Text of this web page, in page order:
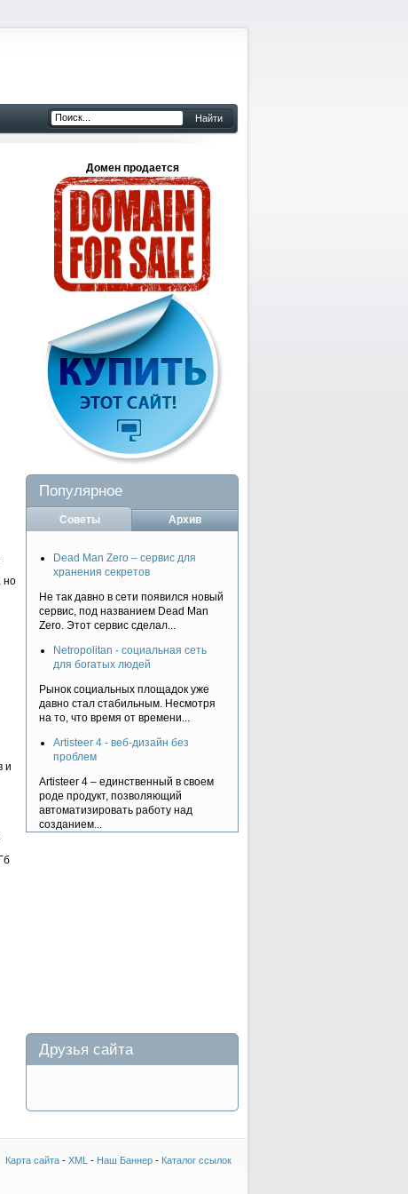
но
и
Домен продается
Популярное
Советы Архив
Dead Man Zero – сервис для
хранения секретов
Не так давно в сети появился новый
сервис, под названием Dead Man
Zero. Этот сервис сделал...
Netropolitan - социальная сеть
для богатых людей
Рынок социальных площадок уже
давно стал стабильным. Несмотря
на то, что время от времени...
Artisteer 4 - веб-дизайн без
проблем
Artisteer 4 – единственный в своем
роде продукт, позволяющий
автоматизировать работу над
созданием...
Друзья сайта
Карта сайта - XML - Наш Баннер - Каталог ссылок